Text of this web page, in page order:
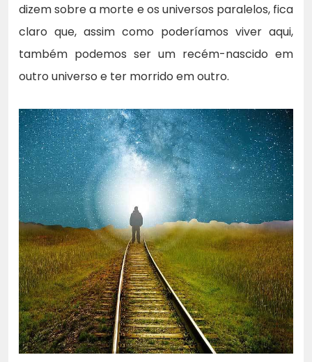
dizem sobre a morte e os universos paralelos, fica
claro que, assim como poderíamos viver aqui,
também podemos ser um recém-nascido em
outro universo e ter morrido em outro.